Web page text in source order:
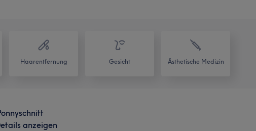
Haarentfernung Gesicht Ästhetische Medizin
anzeigen